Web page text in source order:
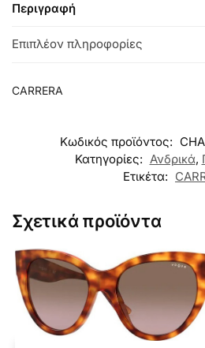
Περιγραφή
Επιπλέον πληροφορίες
CARRERA
Κωδικός προϊόντος:
Κατηγορίες: Ανδρικά,
Ετικέτα:
Σχετικά προϊόντα